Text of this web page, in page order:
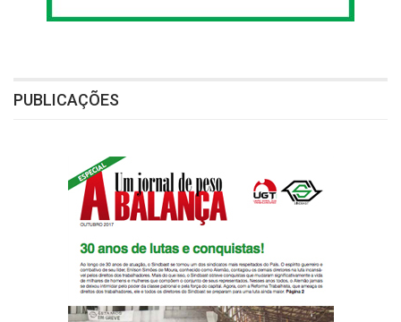
PUBLICAÇÕES